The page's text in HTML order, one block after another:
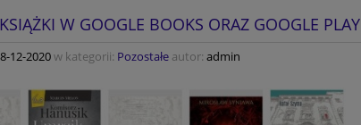
W GOOGLE BOOKS ORAZ GOOGLE PLAY
12-2020w kategorii: Pozostałe autor: admin